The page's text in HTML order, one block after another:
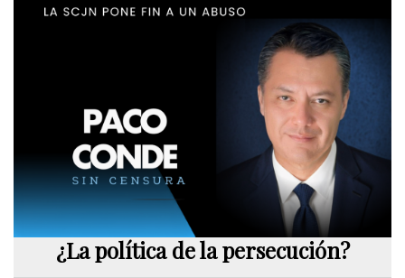
¿La política de la persecución?